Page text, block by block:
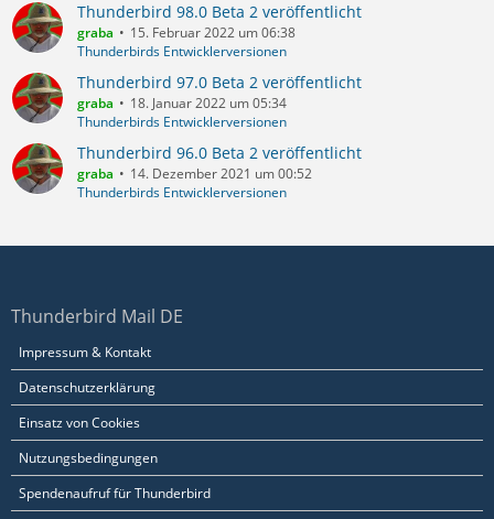
Thunderbird 98.0 Beta 2 veröffentlicht
graba
15. Februar 2022 um 06:38
Thunderbirds Entwicklerversionen
Thunderbird 97.0 Beta 2 veröffentlicht
graba
18. Januar 2022 um 05:34
Thunderbirds Entwicklerversionen
Thunderbird 96.0 Beta 2 veröffentlicht
graba
14. Dezember 2021 um 00:52
Thunderbirds Entwicklerversionen
Thunderbird Mail DE
Impressum & Kontakt
Datenschutzerklärung
Einsatz von Cookies
Nutzungsbedingungen
Spendenaufruf für Thunderbird